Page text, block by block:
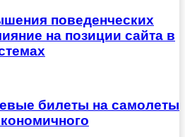
поведенческих
на позиции сайта в
билеты на самолеты